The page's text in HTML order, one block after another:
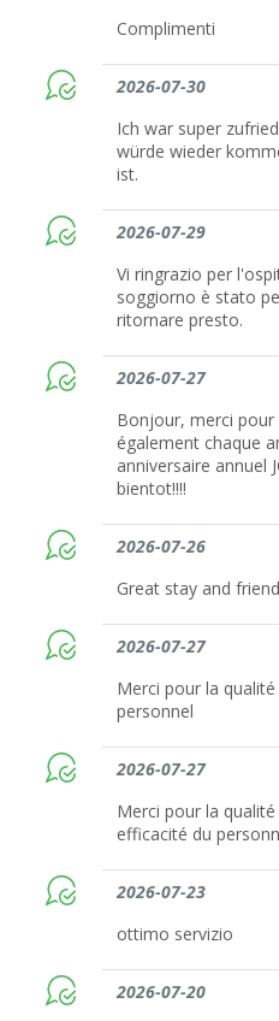
Complimenti
2026-07-30
Ich war super
würde wieder
ist.
2026-07-29
Vi ringrazio per
soggiorno è stato
ritornare presto.
2026-07-27
Bonjour, merci
également chaque
anniversaire annuel
bientot!!!!
2026-07-26
Great stay and
2026-07-27
Merci pour la
personnel
2026-07-27
Merci pour la
efficacité du
2026-07-23
ottimo servizio
2026-07-20